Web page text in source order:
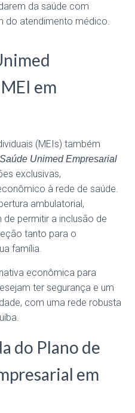
da saúde com
do atendimento médico.
em
(MEIs) também
Unimed Empresarial
exclusivas,
à rede de saúde.
ambulatorial,
de permitir a inclusão de
tanto para o
família.
econômica para
ter segurança e um
com uma rede robusta
do Plano de
em